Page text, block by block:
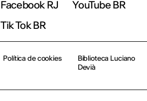
Facebook RJ
YouTube BR
Tik Tok BR
Política de cookies
Biblioteca Luciano
Devià